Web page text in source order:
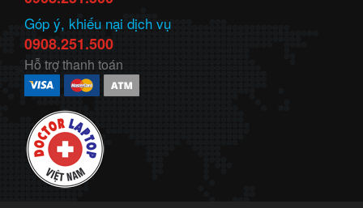
Góp ý, khiếu nại dịch vụ
0908.251.500
Hỗ trợ thanh toán